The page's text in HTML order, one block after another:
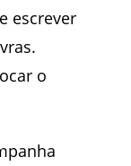
escrever
o